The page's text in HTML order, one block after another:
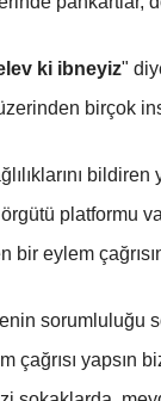
ki ibneyiz"
birçok
platformu
bir eylem
sorumluluğu
yapsın